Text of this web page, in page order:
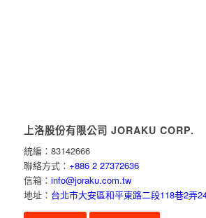
上洛股份有限公司 JORAKU CORP.
統編：83142666
聯絡方式： +886 2 27372636
信箱： info@joraku.com.tw
地址： 台北市大安區和平東路二段118巷2弄